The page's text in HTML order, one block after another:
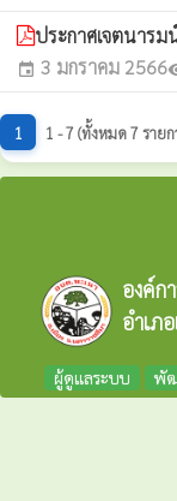
ประกาศเจตนารม
event 3 มกราคม 2566
1 1 - 7 (ทั้งหมด 7 รายก
องค์ก
อำเภ
ผู้ดูแลระบบ พั